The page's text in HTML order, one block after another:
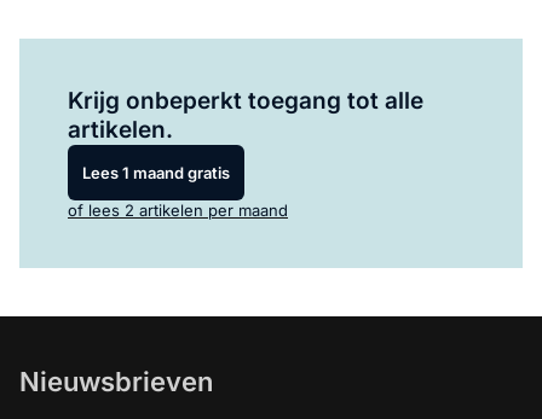
Krijg onbeperkt toegang tot alle
artikelen.
Lees 1 maand gratis
of lees 2 artikelen per maand
Nieuwsbrieven